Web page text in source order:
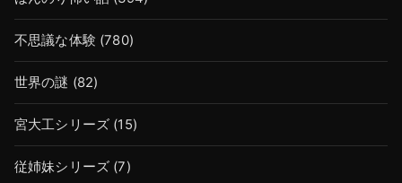
不思議な体験 (780)
世界の謎 (82)
宮大工シリーズ (15)
従姉妹シリーズ (7)